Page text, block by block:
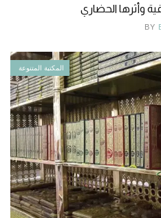
وأثرها الحضاري
BY
المكتبة المتنوعة